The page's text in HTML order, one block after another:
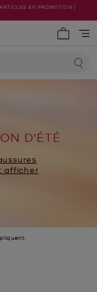
EN PROMOTION |
D'ÉTÉ
afficher